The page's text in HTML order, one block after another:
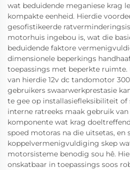
wat beduidende meganiese krag
kompakte eenheid. Hierdie
gesofistikeerde
motorhuis ingebou is, wat die
beduidende faktore
dimensionele beperkings
toepassings met beperkte
van hierdie 12v dc tandomotor
gebruikers swaarwerkprestasie
te gee op installasiefleksibiliteit of
interne ratreeks maak gebruik
komponente wat krag
spoed motoras na die uitsetas, en
koppelvermenigvuldiging skep
motorsisteme benodig sou hê.
onskatbaar in toepassings soos